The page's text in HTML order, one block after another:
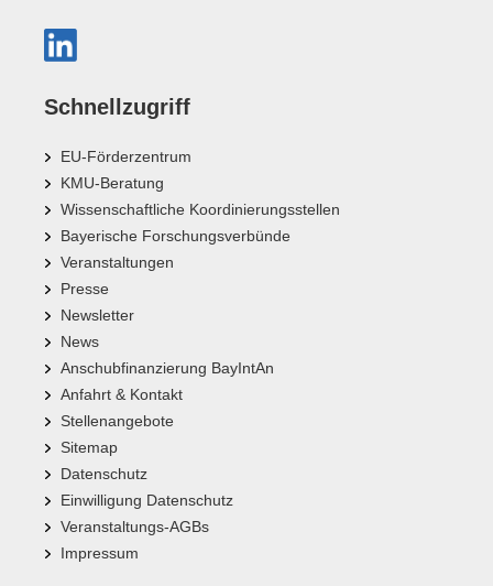
Schnellzugriff
EU-Förderzentrum
KMU-Beratung
Wissenschaftliche Koordinierungsstellen
Bayerische Forschungsverbünde
Veranstaltungen
Presse
Newsletter
News
Anschubfinanzierung BayIntAn
Anfahrt & Kontakt
Stellenangebote
Sitemap
Datenschutz
Einwilligung Datenschutz
Veranstaltungs-AGBs
Impressum